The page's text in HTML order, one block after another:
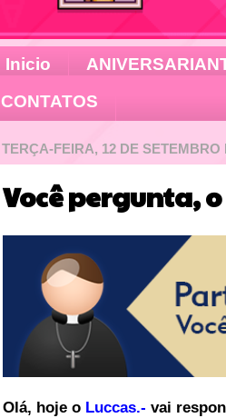
Inicio
CONTATOS
TERÇA-FEIRA, 12 DE SETEMBRO
Você pergunta,
Olá, hoje o Luccas.- vai